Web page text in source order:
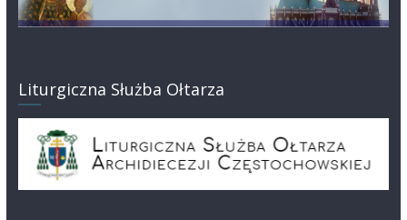
Liturgiczna Służba Ołtarza